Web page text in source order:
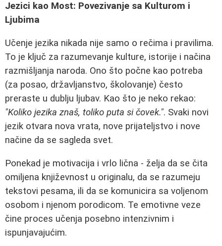
Jezici kao Most: Povezivanje sa Kulturom i
Ljubima
Učenje jezika nikada nije samo o rečima i pravilima.
To je ključ za razumevanje kulture, istorije i načina
razmišljanja naroda. Ono što počne kao potreba
(za posao, državljanstvo, školovanje) često
preraste u dublju ljubav. Kao što je neko rekao:
"Koliko jezika znaš, toliko puta si čovek.". Svaki novi
jezik otvara nova vrata, nove prijateljstvo i nove
načine da se sagleda svet.
Ponekad je motivacija i vrlo lična - želja da se čita
omiljena književnost u originalu, da se razumeju
tekstovi pesama, ili da se komunicira sa voljenom
osobom i njenom porodicom. Te emotivne veze
čine proces učenja posebno intenzivnim i
ispunjavajućim.